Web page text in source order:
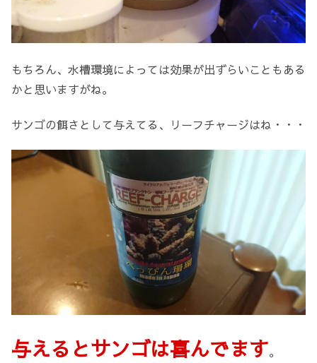
もちろん、水槽環境によっては効果が出ずらいこともある
かと思いますがね。
サンゴの餌さとして与えてる、リーフチャージはね・・・
与えるとサンゴは喜んでます。